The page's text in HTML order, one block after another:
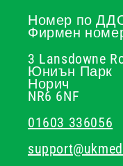
Номер по
Фирмен
3 Lansdowne
Юниън Парк
Норич
NR6 6NF
01603 336056